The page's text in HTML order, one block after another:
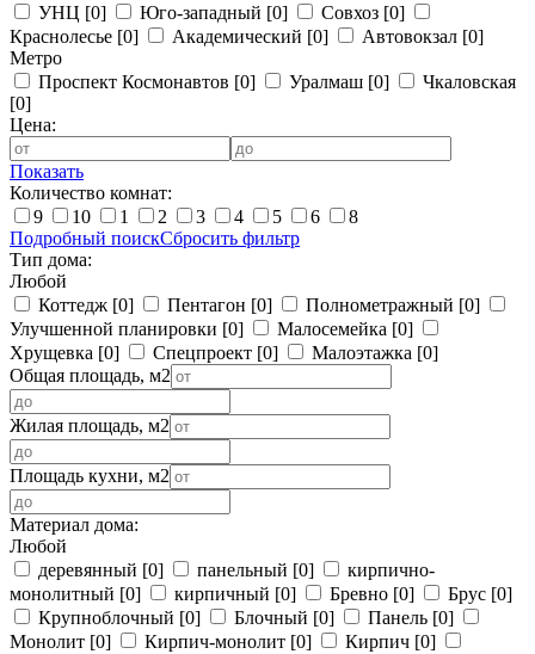
УНЦ [0] Юго-западный [0] Совхоз [0]
Краснолесье [0] Академический [0] Автовокзал [0]
Метро
Проспект Космонавтов [0] Уралмаш [0]
Чкаловская
[0]
Цена:
Показать
Количество комнат:
9
10 1 2 3 4 5 6
8
Подробный поискСбросить фильтр
Тип дома:
Любой
Коттедж [0] Пентагон [0] Полнометражный [0]
Улучшенной планировки [0] Малосемейка [0]
Хрущевка [0] Спецпроект [0] Малоэтажка [0]
Общая площадь, м2
Жилая площадь, м2
Площадь кухни, м2
Материал дома:
Любой
деревянный [0] панельный [0]
кирпично-
монолитный [0] кирпичный [0] Бревно [0] Брус [0]
Крупноблочный [0] Блочный [0] Панель [0]
Монолит [0] Кирпич-монолит [0] Кирпич [0]